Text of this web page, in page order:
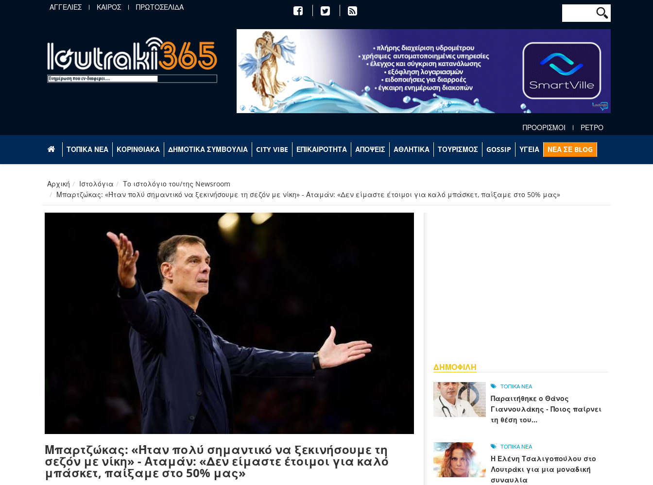
Παράκαμψη προς το κυρίως περιεχόμενο
ΑΓΓΕΛΙΕΣ ΚΑΙΡΟΣ ΠΡΩΤΟΣΕΛΙΔΑ Φόρμα
Αναζήτηση
ΠΡΟΟΡΙΣΜΟΙ ΡΕΤΡΟ
ΤΟΠΙΚΑ ΝΕΑ ΚΟΡΙΝΘΙΑΚΑ ΔΗΜΟΤΙΚΑ ΣΥΜΒΟΥΛΙΑ CITY VIBE ΕΠΙΚΑΙΡΟΤΗΤΑ ΑΠΟΨΕΙΣ ΑΘΛΗΤΙΚΑ ΤΟΥΡΙΣΜΟΣ GOSSIP ΥΓΕΙΑ ΝΕΑ ΣΕ BLOG
Αρχική Ιστολόγια
Το ιστολόγιο του/της Newsroom
Μπαρτζώκας: «Ήταν πολύ σημαντικό να ξεκινήσουμε τη σεζόν με νίκη» - Αταμάν: «Δεν είμαστε έτοιμοι για καλό μπάσκετ, παίξαμε στο 50% μας»
Μπαρτζώκας: «Ήταν πολύ σημαντικό να ξεκινήσουμε τη
σεζόν με νίκη» - Αταμάν: «Δεν είμαστε έτοιμοι για καλό
μπάσκετ, παίξαμε στο 50% μας»
ΔΗΜΟΦΙΛΗ
ΤΟΠΙΚΑ ΝΕΑ
Παραιτήθηκε ο Θάνος
Γιαννουλάκης - Ποιος παίρνει
τη θέση του...
ΤΟΠΙΚΑ ΝΕΑ
Η Ελένη Τσαλιγοπούλου στο
Λουτράκι για μια μοναδική
συναυλία